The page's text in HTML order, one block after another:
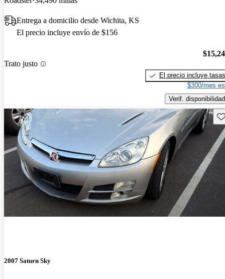
Entrega a domicilio desde Wichita, KS
El precio incluye envío de $156
Trato justo
El precio incluye tasas
$300/mes
Verif. disponibilidad
2007 Saturn Sky